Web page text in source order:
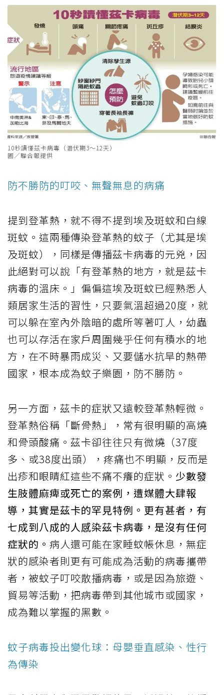
10秒讀懂茲卡病毒（潛伏期3～12天）
圖／聯合報提供
防不勝防的叮咬、無聲無息的病痛
提到登革熱，就不得不提到埃及斑蚊和白線
斑蚊。這兩種傳染登革熱的蚊子（尤其是埃
及斑蚊），同樣是傳播茲卡病毒的元兇，因
此絕對可以說「有登革熱的地方，就是茲卡
病毒的溫床。」偏偏這埃及斑蚊已經熟悉人
類居家生活的習性，只要氣溫超過20度，就
可以躲在室內外陰暗的處所等著叮人，幼蟲
也可以存活在家戶周圍幾乎任何有積水的地
方，在不時暴雨成災、又要儲水抗旱的熱帶
國家，根本成為蚊子樂園，防不勝防。
另一方面，茲卡的症狀又遠較登革熱輕微。
登革熱俗稱「斷骨熱」，常有很明顯的高燒
和骨頭酸痛。茲卡卻往往只有微燒（37度
多、或38度出頭），疼痛也不明顯，反而是
出疹和眼睛紅這些不痛不癢的症狀。 少數發
生肢體麻痺或死亡的案例，遭媒體大肆報
導，其實是茲卡的罕見特例。更有甚者，有
七成到八成的人感染茲卡病毒，是沒有任何
症狀的。 病人還可能在家睡蚊帳休息，無症
狀的感染者則更有可能成為活動的病毒攜帶
者，被蚊子叮咬散播病毒，或是因為旅遊、
貿易等活動，把病毒帶到其他城市或國家，
成為難以掌握的黑數。
蚊子病毒投出變化球：母嬰垂直感染、性行
為傳染